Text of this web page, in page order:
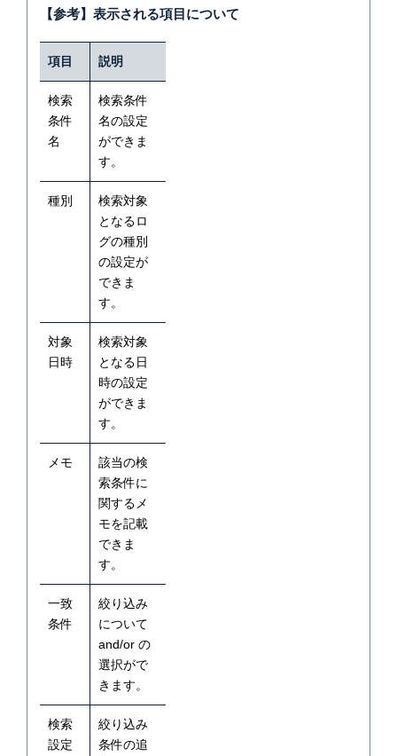
【参考】表示される項目について
項目 説明
検索
条件
名
検索条件
名の設定
ができま
す。
種別
検索対象
となるロ
グの種別
の設定が
できま
す。
対象
日時
検索対象
となる日
時の設定
ができま
す。
メモ
該当の検
索条件に
関するメ
モを記載
できま
す。
一致
条件
絞り込み
について
and/or の
選択がで
きます。
検索
設定
絞り込み
条件の追